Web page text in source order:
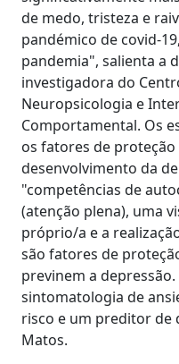
de medo, tristeza e
pandémico de covid-
pandemia", salienta a
investigadora do
Neuropsicologia e
Comportamental. Os
os fatores de
desenvolvimento da
"competências de
(atenção plena), uma
próprio/a e a
são fatores de
previnem a
sintomatologia de
risco e um preditor de
Matos.